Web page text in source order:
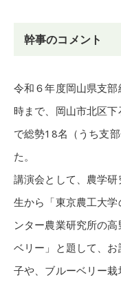
幹事のコメント
令和６年度岡山県支
時まで、岡山市北区下
で総勢18名（うち支
た。
講演会として、農学
生から「東京農工大
ンター農業研究所の
ベリー」と題して、
子や、ブルーベリー